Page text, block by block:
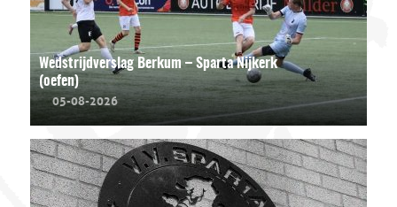
Wedstrijdverslag Berkum – Sparta Nijkerk
(oefen)
05-08-2026